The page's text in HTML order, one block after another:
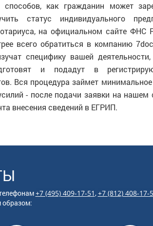
способов, как гражданин может
статус индивидуального
на официальном сайте ФНС
всего обратиться в компанию
специфику вашей
и подадут в
Вся процедура займет
- после подачи заявки на нашем
внесения сведений в ЕГРИП.
+7 (495) 409-17-51,+7 (812) 408-17-
образом: